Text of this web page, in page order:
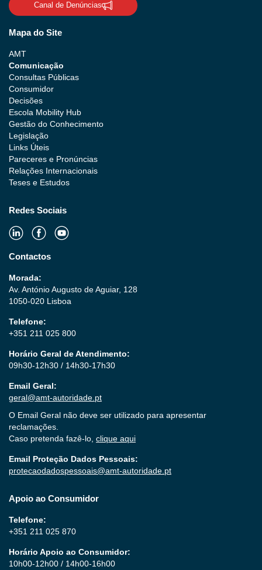
Canal de Denúncias
Mapa do Site
AMT
Comunicação
Consultas Públicas
Consumidor
Decisões
Escola Mobility Hub
Gestão do Conhecimento
Legislação
Links Úteis
Pareceres e Pronúncias
Relações Internacionais
Teses e Estudos
Redes Sociais
Contactos
Morada:
Av. António Augusto de Aguiar, 128
1050-020 Lisboa
Telefone:
+351 211 025 800
Horário Geral de Atendimento:
09h30-12h30 / 14h30-17h30
Email Geral:
geral@amt-autoridade.pt
O Email Geral não deve ser utilizado para apresentar
reclamações.
Caso pretenda fazê-lo, clique aqui
Email Proteção Dados Pessoais:
protecaodadospessoais@amt-autoridade.pt
Apoio ao Consumidor
Telefone:
+351 211 025 870
Horário Apoio ao Consumidor:
10h00-12h00 / 14h00-16h00